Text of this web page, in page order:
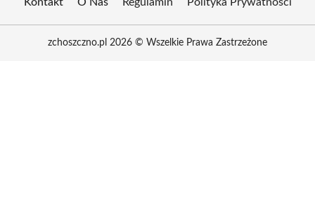
zchoszczno.pl 2026 © Wszelkie Prawa Zastrzeżone